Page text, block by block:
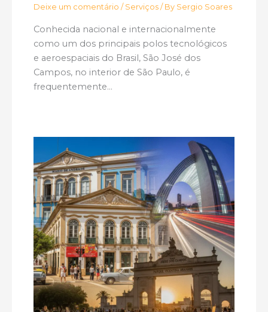
Deixe um comentário / Serviços / By Sergio Soares
Conhecida nacional e internacionalmente
como um dos principais polos tecnológicos
e aeroespaciais do Brasil, São José dos
Campos, no interior de São Paulo, é
frequentemente…